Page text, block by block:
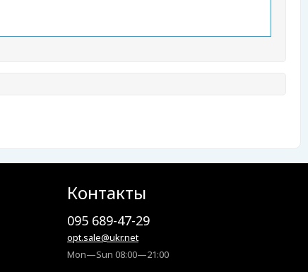
Контакты
095 689-47-29
opt.sale@ukr.net
Mon—Sun 08:00—21:00